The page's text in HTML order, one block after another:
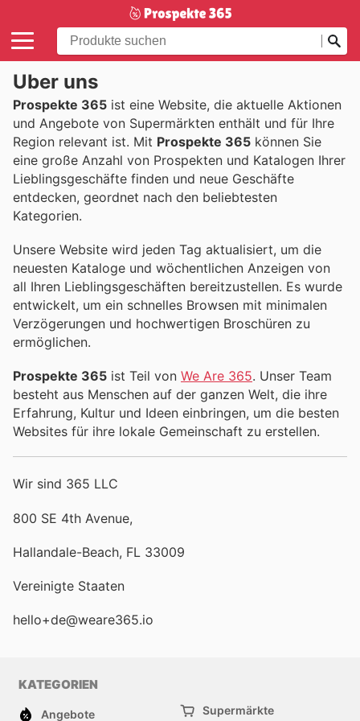
Über uns
Prospekte 365 ist eine Website, die aktuelle Aktionen
und Angebote von Supermärkten enthält und für Ihre
Region relevant ist. Mit Prospekte 365 können Sie
eine große Anzahl von Prospekten und Katalogen Ihrer
Lieblingsgeschäfte finden und neue Geschäfte
entdecken, geordnet nach den beliebtesten
Kategorien.
Unsere Website wird jeden Tag aktualisiert, um die
neuesten Kataloge und wöchentlichen Anzeigen von
all Ihren Lieblingsgeschäften bereitzustellen. Es wurde
entwickelt, um ein schnelles Browsen mit minimalen
Verzögerungen und hochwertigen Broschüren zu
ermöglichen.
Prospekte 365 ist Teil von We Are 365. Unser Team
besteht aus Menschen auf der ganzen Welt, die ihre
Erfahrung, Kultur und Ideen einbringen, um die besten
Websites für ihre lokale Gemeinschaft zu erstellen.
Wir sind 365 LLC
800 SE 4th Avenue,
Hallandale-Beach, FL 33009
Vereinigte Staaten
hello+de@weare365.io
KATEGORIEN
Angebote Supermärkte